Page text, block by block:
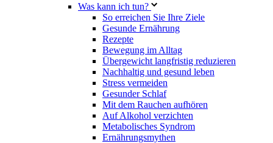
Was kann ich tun?
So erreichen Sie Ihre Ziele
Gesunde Ernährung
Rezepte
Bewegung im Alltag
Übergewicht langfristig reduzieren
Nachhaltig und gesund leben
Stress vermeiden
Gesunder Schlaf
Mit dem Rauchen aufhören
Auf Alkohol verzichten
Metabolisches Syndrom
Ernährungsmythen